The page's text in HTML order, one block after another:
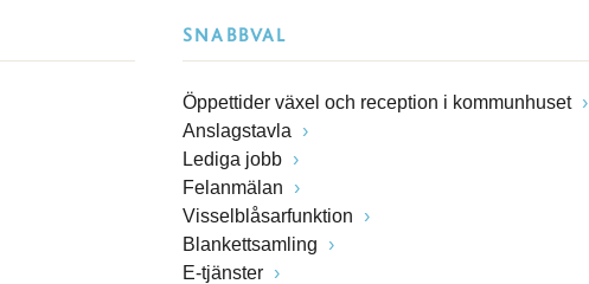
SNABBVAL
Öppettider växel och reception i kommunhuset
Anslagstavla
Lediga jobb
Felanmälan
Visselblåsarfunktion
Blankettsamling
E-tjänster